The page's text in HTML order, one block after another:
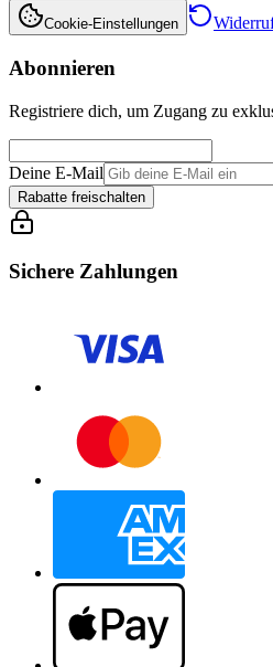
Cookie-Einstellungen
Abonnieren
Registriere dich, um Zugang zu
Deine E-Mail
Rabatte freischalten
Sichere Zahlungen